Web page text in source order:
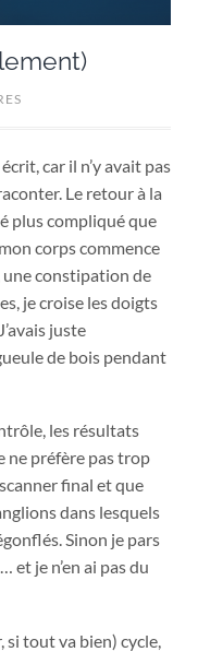
car il n’y avait pas
Le retour à la
plus compliqué que
corps commence
une constipation de
je croise les doigts
juste
de bois pendant
les résultats
préfère pas trop
final et que
dans lesquels
Sinon je pars
je n’en ai pas du
tout va bien) cycle,